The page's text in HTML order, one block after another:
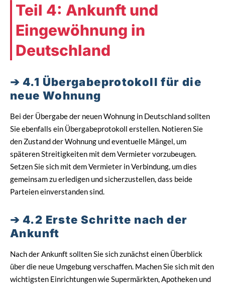
Teil 4: Ankunft und
Eingewöhnung in
Deutschland
4.1 Übergabeprotokoll für die
neue Wohnung
Bei der Übergabe der neuen Wohnung in Deutschland sollten
Sie ebenfalls ein Übergabeprotokoll erstellen. Notieren Sie
den Zustand der Wohnung und eventuelle Mängel, um
späteren Streitigkeiten mit dem Vermieter vorzubeugen.
Setzen Sie sich mit dem Vermieter in Verbindung, um dies
gemeinsam zu erledigen und sicherzustellen, dass beide
Parteien einverstanden sind.
4.2 Erste Schritte nach der
Ankunft
Nach der Ankunft sollten Sie sich zunächst einen Überblick
über die neue Umgebung verschaffen. Machen Sie sich mit den
wichtigsten Einrichtungen wie Supermärkten, Apotheken und